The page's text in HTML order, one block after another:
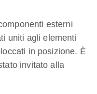
esterni
uniti agli elementi
in posizione. È
invitato alla